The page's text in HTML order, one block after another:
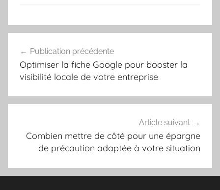
de
l’article
Publication précédente
Optimiser la fiche Google pour booster la
visibilité locale de votre entreprise
Article suivant
Combien mettre de côté pour une épargne
de précaution adaptée à votre situation